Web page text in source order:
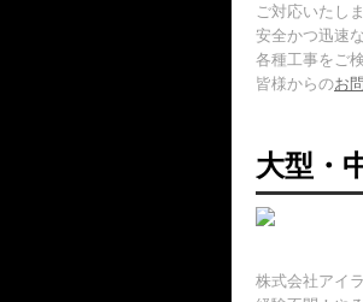
ご対応いたしま
安全かつ迅速
各種工事をご
皆様からのお
大型・
株式会社アイ